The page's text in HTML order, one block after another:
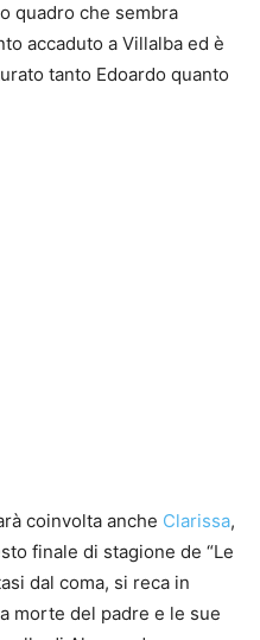
quadro che sembra
accaduto a Villalba ed è
tanto Edoardo quanto
coinvolta anche Clarissa,
finale di stagione de “Le
dal coma, si reca in
morte del padre e le sue